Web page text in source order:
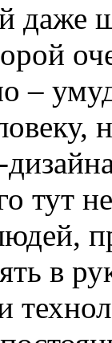
даже
–
тут
в